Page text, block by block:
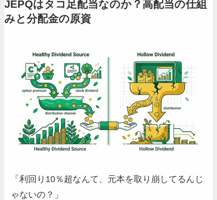
JEPQはタコ足配当なのか？高配当の仕組
みと分配金の原資
「利回り10％超なんて、元本を取り崩してるんじ
ゃないの？」